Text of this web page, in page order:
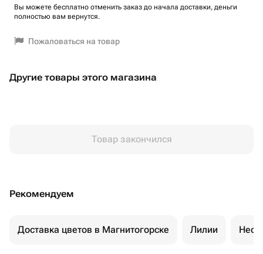
Вы можете бесплатно отменить заказ до начала доставки, деньги
полностью вам вернутся.
Пожаловаться на товар
Другие товары этого магазина
Товар закончился
Рекомендуем
Доставка цветов в Магнитогорске Лилии